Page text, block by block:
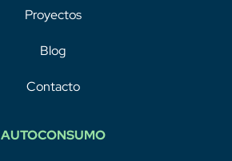
Proyectos
Blog
Contacto
AUTOCONSUMO